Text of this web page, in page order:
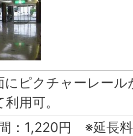
にピクチャーレー
利用可。
：1,220円 ※延長